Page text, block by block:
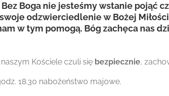
Boga nie jesteśmy wstanie pojąć
odzwierciedlenie w Bożej
w tym pomogą. Bóg zachęca nas
Kościele czuli się bezpiecznie,
18.30 nabożeństwo majowe.